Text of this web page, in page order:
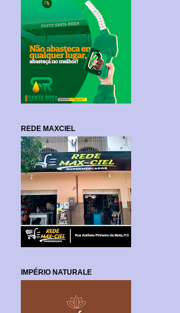
REDE MAXCIEL
IMPÉRIO NATURALE